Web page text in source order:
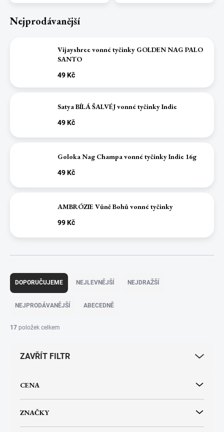
Nejprodávanější
Vijayshree vonné tyčinky GOLDEN NAG PALO
SANTO
49 Kč
Satya BÍLÁ ŠALVÉJ vonné tyčinky Indie
49 Kč
Goloka Nag Champa vonné tyčinky Indie 16g
49 Kč
AMBRÓZIE Vůně Bohů vonné tyčinky
99 Kč
Ř
z
í
DOPORUČUJEME NEJLEVNĚJŠÍ NEJDRAŽŠÍ
NEJPRODÁVANĚJŠÍ ABECEDNĚ
17 položek celkem
ZAVŘÍT FILTR
CENA
ZNAČKY